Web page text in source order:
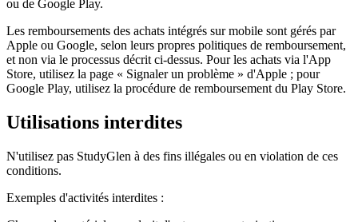
ou de Google Play.
Les remboursements des achats intégrés sur mobile sont gérés par
Apple ou Google, selon leurs propres politiques de remboursement,
et non via le processus décrit ci-dessus. Pour les achats via l'App
Store, utilisez la page « Signaler un problème » d'Apple ; pour
Google Play, utilisez la procédure de remboursement du Play Store.
Utilisations interdites
N'utilisez pas StudyGlen à des fins illégales ou en violation de ces
conditions.
Exemples d'activités interdites :